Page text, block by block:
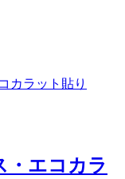
エコカラ